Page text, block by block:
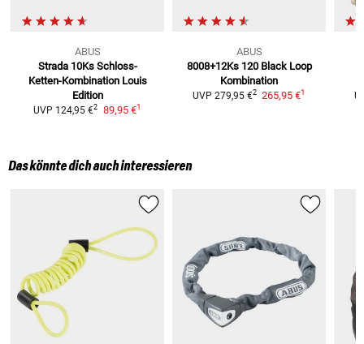
ABUS
Strada 10Ks Schloss-
Ketten-Kombination Louis
Edition
UVP 124,95 €2 89,95 €1
ABUS
8008+12Ks 120 Black Loop
Kombination
UVP 279,95 €2 265,95 €1
Das könnte dich auch interessieren